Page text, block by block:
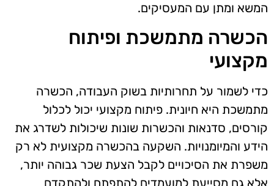
המשא ומתן עם המעסיקים.
הכשרה מתמשכת ופיתוח
מקצועי
כדי לשמור על תחרותיות בשוק העבודה, הכשרה
מתמשכת היא חיונית. פיתוח מקצועי יכול לכלול
קורסים, סדנאות והכשרות שונות שיכולות לשדרג את
הידע והמיומנויות. השקעה בהכשרה מקצועית לא רק
משפרת את הסיכויים לקבל הצעת שכר גבוהה יותר,